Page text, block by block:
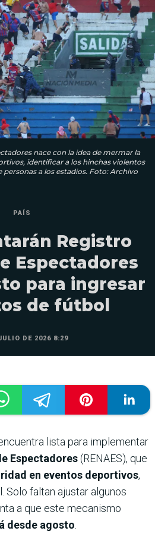
nace con la idea de mermar la
identificar a los hinchas violentos
personas a los estadios. Foto: Archivo
PAÍS
Registro
Espectadores
para ingresar
de fútbol
DE 2026 8:29
lista para implementar
Espectadores(RENAES), que
en eventos deportivos,
Solo faltan ajustar algunos
a que este mecanismo
desde agosto